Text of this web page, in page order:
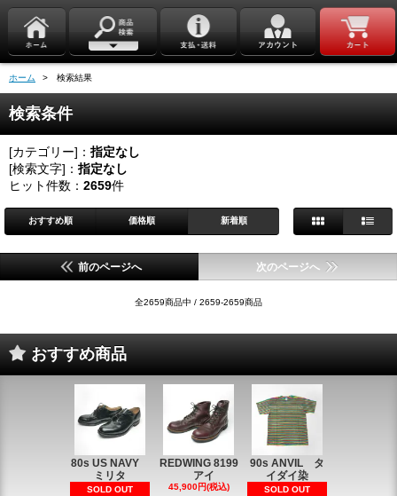
ホーム > 検索結果
検索条件
[カテゴリー]： 指定なし
[検索文字]： 指定なし
ヒット件数： 2659件
おすすめ順 価格順 新着順
前のページへ 次のページへ
全2659商品中 / 2659-2659商品
おすすめ商品
80s US NAVY
ミリタ
SOLD OUT
REDWING 8199
アイ
45,900円(税込)
90s ANVIL タ
イダイ染
SOLD OUT